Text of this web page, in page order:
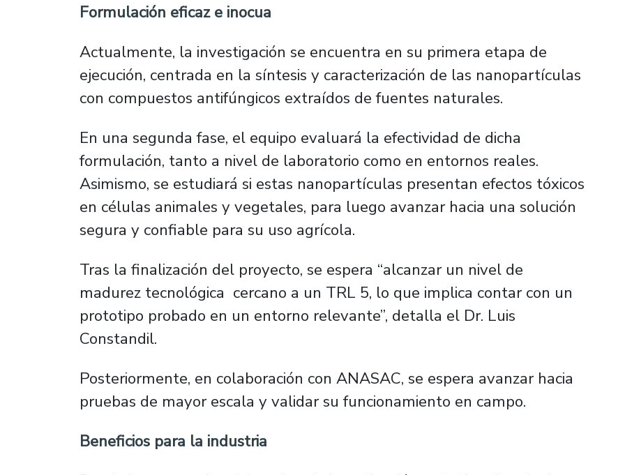
Formulación eficaz e inocua
Actualmente, la investigación se encuentra en su primera etapa de
ejecución, centrada en la síntesis y caracterización de las nanopartículas
con compuestos antifúngicos extraídos de fuentes naturales.
En una segunda fase, el equipo evaluará la efectividad de dicha
formulación, tanto a nivel de laboratorio como en entornos reales.
Asimismo, se estudiará si estas nanopartículas presentan efectos tóxicos
en células animales y vegetales, para luego avanzar hacia una solución
segura y confiable para su uso agrícola.
Tras la finalización del proyecto, se espera “alcanzar un nivel de
madurez tecnológica cercano a un TRL 5, lo que implica contar con un
prototipo probado en un entorno relevante”, detalla el Dr. Luis
Constandil.
Posteriormente, en colaboración con ANASAC, se espera avanzar hacia
pruebas de mayor escala y validar su funcionamiento en campo.
Beneficios para la industria